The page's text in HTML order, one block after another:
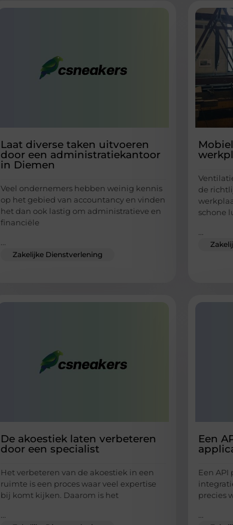
Laat diverse taken uitvoeren
door een administratiekantoor
in Diemen
Veel ondernemers hebben weinig kennis
op het gebied van accountancy en vinden
het dan ook lastig om administratieve en
financiële
Zakelijke Dienstverlening
de
schone
De akoestiek laten verbeteren
door een specialist
Het verbeteren van de akoestiek in een
ruimte is een proces waar veel expertise
bij komt kijken. Daarom is het
...
Een
Een API
precies
...